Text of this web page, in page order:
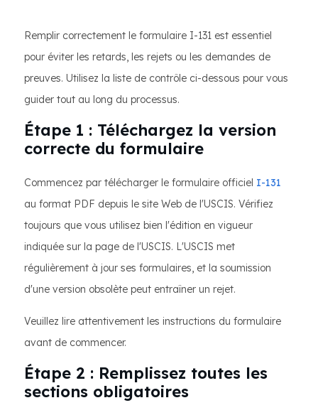
Remplir correctement le formulaire I-131 est essentiel
pour éviter les retards, les rejets ou les demandes de
preuves. Utilisez la liste de contrôle ci-dessous pour vous
guider tout au long du processus.
Étape 1 : Téléchargez la version
correcte du formulaire
Commencez par télécharger le formulaire officiel I-131
au format PDF depuis le site Web de l'USCIS. Vérifiez
toujours que vous utilisez bien l'édition en vigueur
indiquée sur la page de l'USCIS. L'USCIS met
régulièrement à jour ses formulaires, et la soumission
d'une version obsolète peut entraîner un rejet.
Veuillez lire attentivement les instructions du formulaire
avant de commencer.
Étape 2 : Remplissez toutes les
sections obligatoires